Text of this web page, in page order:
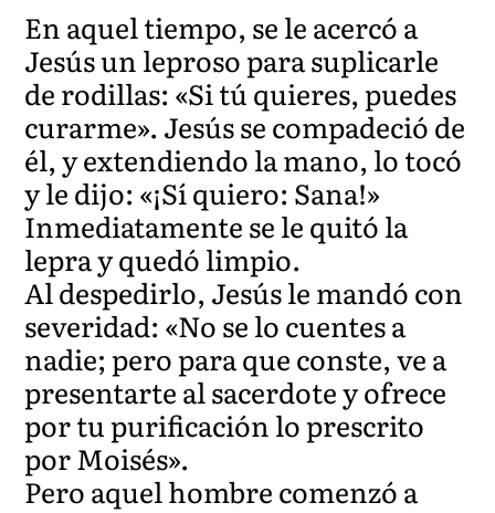
En aquel tiempo, se le acercó a
Jesús un leproso para suplicarle
de rodillas: «Si tú quieres, puedes
curarme». Jesús se compadeció de
él, y extendiendo la mano, lo tocó
y le dijo: «¡Sí quiero: Sana!»
Inmediatamente se le quitó la
lepra y quedó limpio.
Al despedirlo, Jesús le mandó con
severidad: «No se lo cuentes a
nadie; pero para que conste, ve a
presentarte al sacerdote y ofrece
por tu purificación lo prescrito
por Moisés».
Pero aquel hombre comenzó a